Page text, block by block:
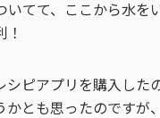
いてて、ここから水を
シピアプリを購入した
とも思ったのですが、